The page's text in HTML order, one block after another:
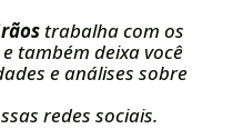
trabalha com os
também deixa você
e análises sobre
redes sociais.